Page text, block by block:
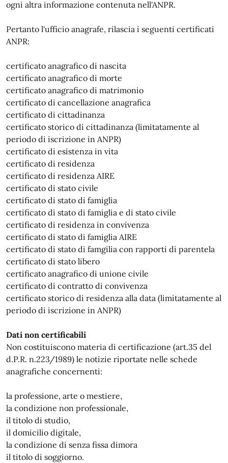
ogni altra informazione contenuta nell'ANPR.
Pertanto l'ufficio anagrafe, rilascia i seguenti certificati
ANPR:
certificato anagrafico di nascita
certificato anagrafico di morte
certificato anagrafico di matrimonio
certificato di cancellazione anagrafica
certificato di cittadinanza
certificato storico di cittadinanza (limitatamente al
periodo di iscrizione in ANPR)
certificato di esistenza in vita
certificato di residenza
certificato di residenza AIRE
certificato di stato civile
certificato di stato di famiglia
certificato di stato di famiglia e di stato civile
certificato di residenza in convivenza
certificato di stato di famiglia AIRE
certificato di stato di famgilia con rapporti di parentela
certificato di stato libero
certificato anagrafico di unione civile
certificato di contratto di convivenza
certificato storico di residenza alla data (limitatamente al
periodo di iscrizione in ANPR)
Dati non certificabili
Non costituiscono materia di certificazione (art.35 del
d.P.R. n.223/1989) le notizie riportate nelle schede
anagrafiche concernenti:
la professione, arte o mestiere,
la condizione non professionale,
il titolo di studio,
il domicilio digitale,
la condizione di senza fissa dimora
il titolo di soggiorno.